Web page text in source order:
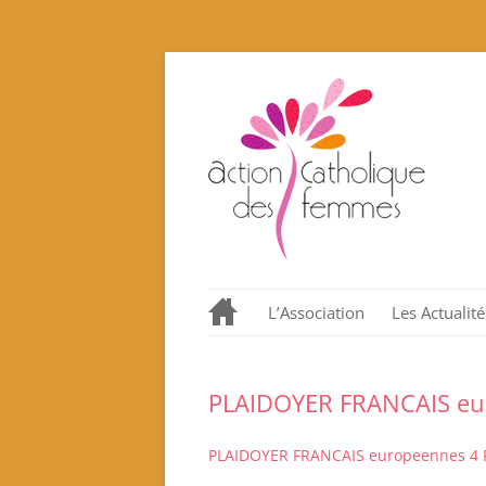
L’Association
Nos valeurs promues et
Que proposons nous ?
Les
PLAIDOYER FRANCAIS
PLAIDOYER FRANCAIS europeennes